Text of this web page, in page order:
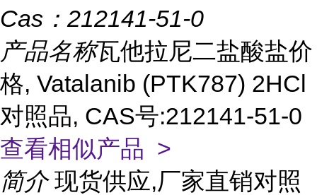
Cas： 212141-51-0
产品名称瓦他拉尼二盐酸盐价
格, Vatalanib (PTK787) 2HCl
对照品, CAS号:212141-51-0
查看相似产品 >
简介 现货供应,厂家直销对照